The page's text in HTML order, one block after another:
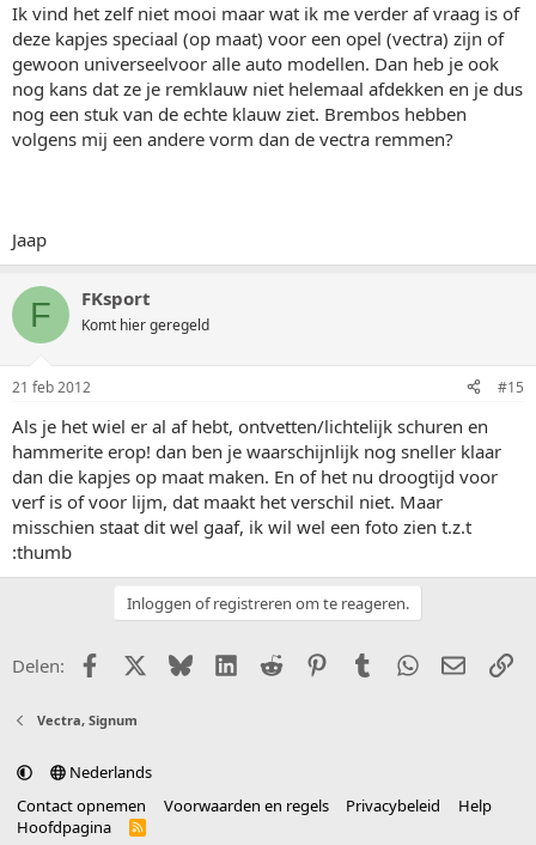
Ik vind het zelf niet mooi maar wat ik me verder af vraag is of
deze kapjes speciaal (op maat) voor een opel (vectra) zijn of
gewoon universeelvoor alle auto modellen. Dan heb je ook
nog kans dat ze je remklauw niet helemaal afdekken en je dus
nog een stuk van de echte klauw ziet. Brembos hebben
volgens mij een andere vorm dan de vectra remmen?
Jaap
F FKsport
Komt hier geregeld
21 feb 2012 #15
Als je het wiel er al af hebt, ontvetten/lichtelijk schuren en
hammerite erop! dan ben je waarschijnlijk nog sneller klaar
dan die kapjes op maat maken. En of het nu droogtijd voor
verf is of voor lijm, dat maakt het verschil niet. Maar
misschien staat dit wel gaaf, ik wil wel een foto zien t.z.t
:thumb
Inloggen of registreren om te reageren.
Delen: FacebookX (Twitter)
BlueskyLinkedIn
Reddit PinterestTumblr WhatsApp
E-mail
Vectra, Signum
Nederlands
Contact opnemen
Voorwaarden en regels Privacybeleid
Help
Hoofdpagina
R